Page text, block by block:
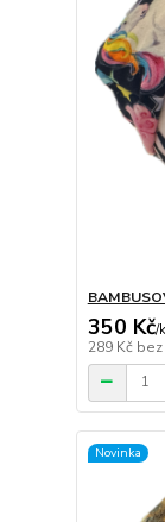
350 Kč/
289 Kč bez
Novinka